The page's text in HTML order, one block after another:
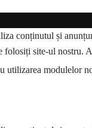
conținutul și
site-ul nostru.
utilizarea modulelor